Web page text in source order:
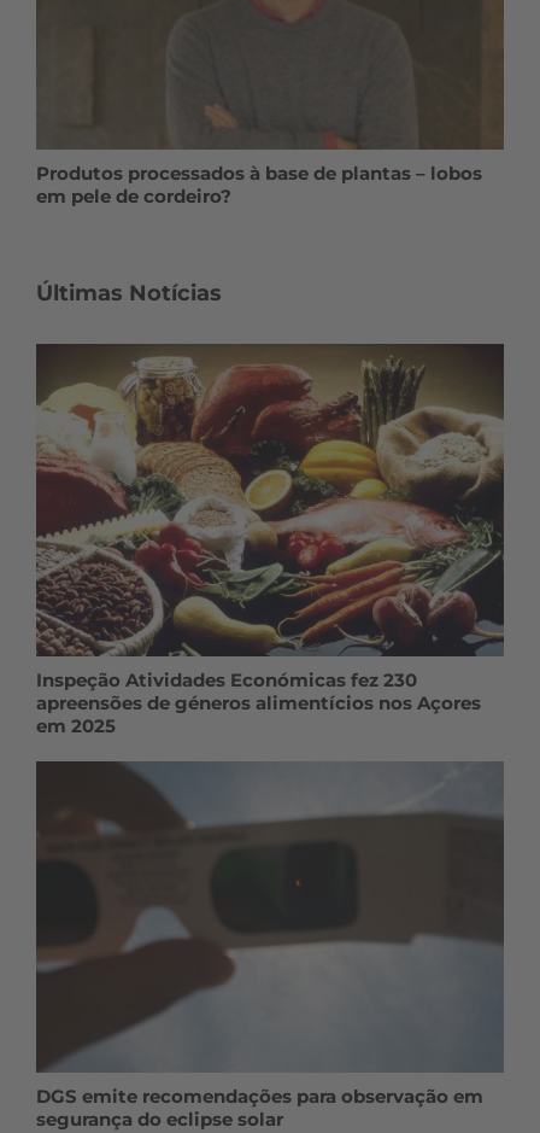
Produtos processados à base de plantas – lobos
em pele de cordeiro?
Últimas Notícias
Inspeção Atividades Económicas fez 230
apreensões de géneros alimentícios nos Açores
em 2025
DGS emite recomendações para observação em
segurança do eclipse solar